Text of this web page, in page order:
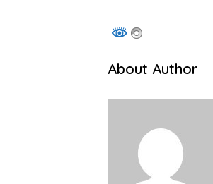
About Author